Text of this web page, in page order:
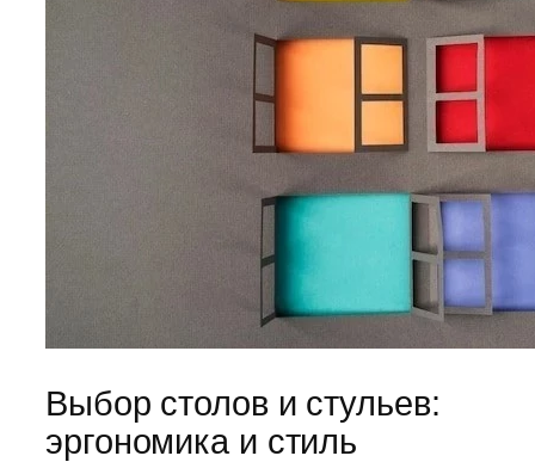
Выбор столов и стульев:
эргономика и стиль